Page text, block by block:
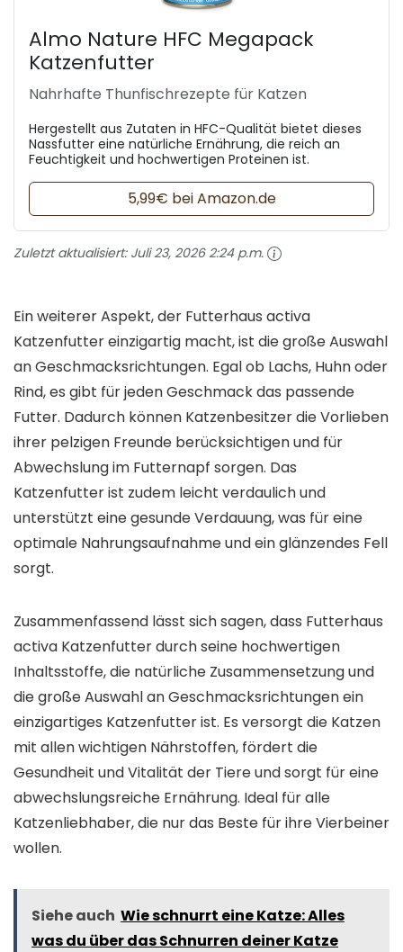
Almo Nature HFC Megapack
Katzenfutter
Nahrhafte Thunfischrezepte für Katzen
Hergestellt aus Zutaten in HFC-Qualität bietet dieses
Nassfutter eine natürliche Ernährung, die reich an
Feuchtigkeit und hochwertigen Proteinen ist.
5,99€ bei Amazon.de
Zuletzt aktualisiert: Juli 23, 2026 2:24 p.m.
Ein weiterer Aspekt, der Futterhaus activa
Katzenfutter einzigartig macht, ist die große Auswahl
an Geschmacksrichtungen. Egal ob Lachs, Huhn oder
Rind, es gibt für jeden Geschmack das passende
Futter. Dadurch können Katzenbesitzer die Vorlieben
ihrer pelzigen Freunde berücksichtigen und für
Abwechslung im Futternapf sorgen. Das
Katzenfutter ist zudem leicht verdaulich und
unterstützt eine gesunde Verdauung, was für eine
optimale Nahrungsaufnahme und ein glänzendes Fell
sorgt.
Zusammenfassend lässt sich sagen, dass Futterhaus
activa Katzenfutter durch seine hochwertigen
Inhaltsstoffe, die natürliche Zusammensetzung und
die große Auswahl an Geschmacksrichtungen ein
einzigartiges Katzenfutter ist. Es versorgt die Katzen
mit allen wichtigen Nährstoffen, fördert die
Gesundheit und Vitalität der Tiere und sorgt für eine
abwechslungsreiche Ernährung. Ideal für alle
Katzenliebhaber, die nur das Beste für ihre Vierbeiner
wollen.
Siehe auch Wie schnurrt eine Katze: Alles
was du über das Schnurren deiner Katze